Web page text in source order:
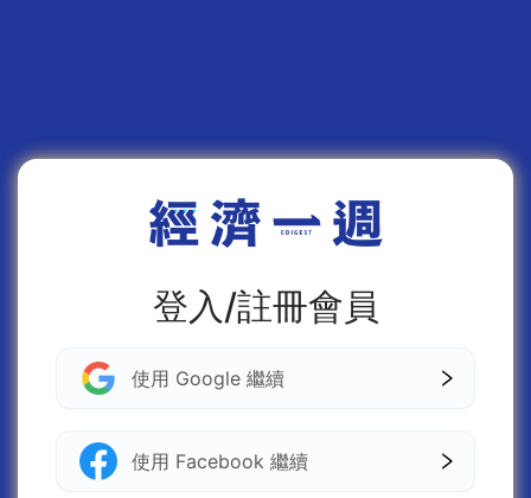
登入/註冊會員
使用 Google 繼續
使用 Facebook 繼續